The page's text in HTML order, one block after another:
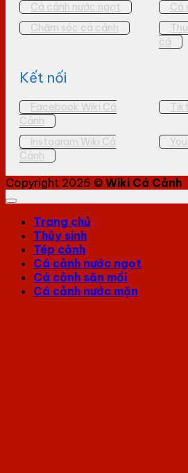
Cá cảnh nước ngọt
Cá
Chăm sóc cá cảnh
cá
Kết nối
Facebook Wiki Cá
Cảnh
Instagram Wiki Cá
Cảnh
Copyright 2026 © Wiki Cá Cảnh
Trang chủ
Thủy sinh
Tép cảnh
Cá cảnh nước ngọt
Cá cảnh săn mồi
Cá cảnh nước mặn